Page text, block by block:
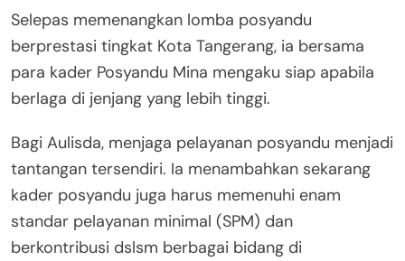
Selepas memenangkan lomba posyandu
berprestasi tingkat Kota Tangerang, ia bersama
para kader Posyandu Mina mengaku siap apabila
berlaga di jenjang yang lebih tinggi.
Bagi Aulisda, menjaga pelayanan posyandu menjadi
tantangan tersendiri. Ia menambahkan sekarang
kader posyandu juga harus memenuhi enam
standar pelayanan minimal (SPM) dan
berkontribusi dslsm berbagai bidang di